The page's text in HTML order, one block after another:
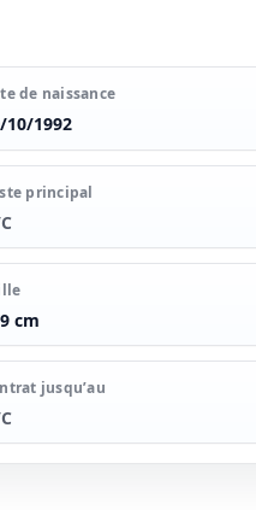
de naissance
10/1992
principal
cm
jusqu’au